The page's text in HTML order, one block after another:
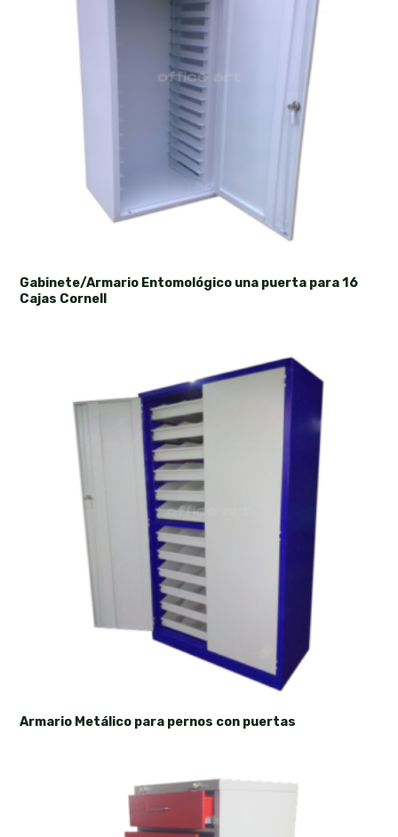
Gabinete/Armario Entomológico una puerta para 16
Cajas Cornell
Armario Metálico para pernos con puertas